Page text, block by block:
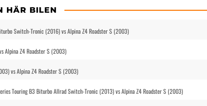
HÄR BILEN
Switch-Tronic (2016) vs Alpina Z4 Roadster S (2003)
Alpina Z4 Roadster S (2003)
vs Alpina Z4 Roadster S (2003)
Touring B3 Biturbo Allrad Switch-Tronic (2013) vs Alpina Z4 Roadster S (2003)